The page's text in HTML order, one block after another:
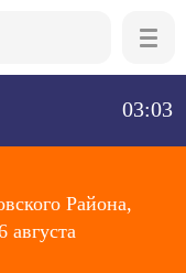
03:03
Района,
августа